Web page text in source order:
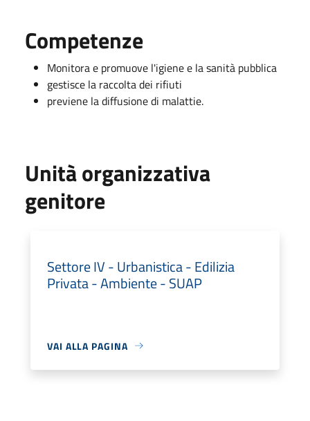
Competenze
Monitora e promuove l'igiene e la sanità pubblica
gestisce la raccolta dei rifiuti
previene la diffusione di malattie.
Unità organizzativa
genitore
Settore IV - Urbanistica - Edilizia
Privata - Ambiente - SUAP
VAI ALLA PAGINA